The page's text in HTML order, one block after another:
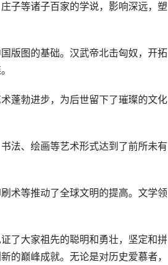
子等诸子百家的学说，影响深远，塑
版图的基础。汉武帝北击匈奴，开拓
蓬勃进步，为后世留下了璀璨的文化
法、绘画等艺术形式达到了前所未有
术等推动了全球文明的提高。文学领
了大家祖先的聪明和勇壮，坚定和拼
的巅峰成就。无论是对历史爱慕者，